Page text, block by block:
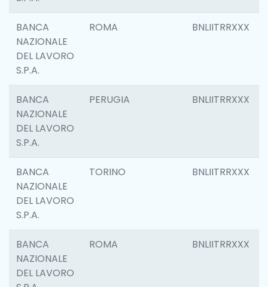
BANCA
NAZIONALE
DEL LAVORO
S.P.A.
ROMA BNLIITRRXXX
BANCA
NAZIONALE
DEL LAVORO
S.P.A.
PERUGIA BNLIITRRXXX
BANCA
NAZIONALE
DEL LAVORO
S.P.A.
TORINO BNLIITRRXXX
BANCA
NAZIONALE
DEL LAVORO
ROMA BNLIITRRXXX